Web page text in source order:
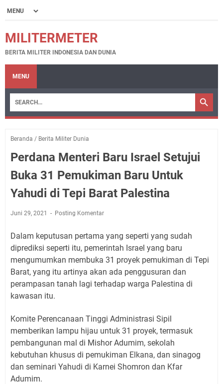
MILITERMETER
BERITA MILITER INDONESIA DAN DUNIA
MENU
Beranda / Berita Militer Dunia
Perdana Menteri Baru Israel Setujui
Buka 31 Pemukiman Baru Untuk
Yahudi di Tepi Barat Palestina
Juni 29, 2021 Posting Komentar
Dalam keputusan pertama yang seperti yang sudah
diprediksi seperti itu, pemerintah Israel yang baru
mengumumkan membuka 31 proyek pemukiman di Tepi
Barat, yang itu artinya akan ada penggusuran dan
perampasan tanah lagi terhadap warga Palestina di
kawasan itu.
Komite Perencanaan Tinggi Administrasi Sipil
memberikan lampu hijau untuk 31 proyek, termasuk
pembangunan mal di Mishor Adumim, sekolah
kebutuhan khusus di pemukiman Elkana, dan sinagog
dan seminari Yahudi di Karnei Shomron dan Kfar
Adumim.